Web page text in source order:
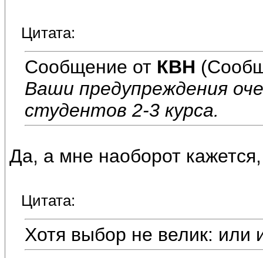
Цитата:
Сообщение от КВН
Ваши предупреждения
студентов 2-3 курса.
Да, а мне наоборот кажется,
Цитата:
Хотя выбор не велик: или